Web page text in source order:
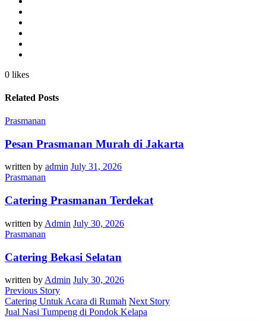
0 likes
Related Posts
Prasmanan
Pesan Prasmanan Murah di Jakarta
written by admin July 31, 2026
Prasmanan
Catering Prasmanan Terdekat
written by Admin July 30, 2026
Prasmanan
Catering Bekasi Selatan
written by Admin July 30, 2026
Previous Story
Catering Untuk Acara di Rumah Next Story
Jual Nasi Tumpeng di Pondok Kelapa